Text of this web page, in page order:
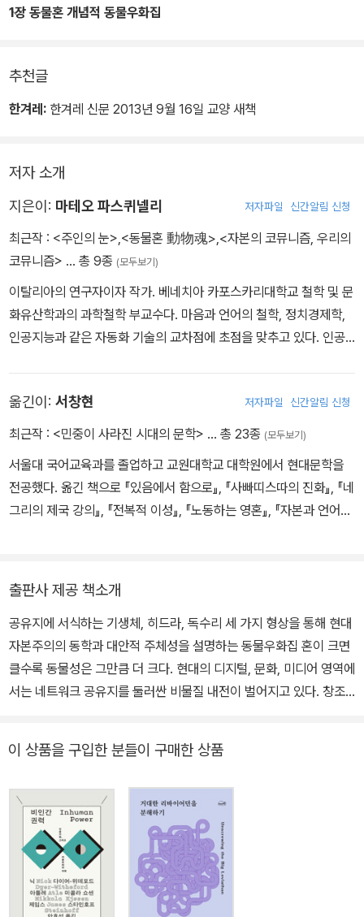
적인 지하세계를 포함하고 있는 인터넷의 머리 둘 달린 본성 등은 오
예술가들과 활동가들이 끊임없이 인용하고 있는 보드리야르와 지젝
같은 필자들의 잠재적인 청교도주의에 반대하면서, <동물혼>은 개념
치적으로 올바르지 않은 문법을 풀어 놓는다.
1장 동물혼 개념적 동물우화집
추천글
한겨레: 한겨레 신문 2013년 9월 16일 교양 새책
저자 소개
지은이: 마테오 파스퀴넬리 저자파일 신간알림 신청
최근작 : <주인의 눈> <동물혼 動物魂> <자본의 코뮤니즘, 우리의
코뮤니즘> … 총 9종 (모두보기)
이탈리아의 연구자이자 작가. 베네치아 카포스카리대학교 철학 및 문
화유산학과의 과학철학 부교수다. 마음과 언어의 철학, 정치경제학,
인공지능과 같은 자동화 기술의 교차점에 초점을 맞추고 있다. 인공
ernetik, Kapitalismus, Revolutionen)》 (2018) 등이 있으며, 블
라단 욜러(Vladan Joler)와 함께 쓴 논문으로 〈지식경 선언(The N
눈》은 마르크스주의 전통에서 가장 혁신적이고 탁월한 저술에 수여
되는 학술상인 도이처 기념상을 수상했으며, 지금까지 전 세계 15개
국가로 수출되었다.
옮긴이: 서창현 저자파일 신간알림 신청
최근작 : <민중이 사라진 시대의 문학> … 총 23종 (모두보기)
서울대 국어교육과를 졸업하고 교원대학교 대학원에서 현대문학을
전공했다. 옮긴 책으로 『있음에서 함으로』, 『사빠띠스따의 진화』, 『네
그리의 제국 강의』, 『전복적 이성』, 『노동하는 영혼』, 『자본과 언어』,
출판사 제공 책소개
공유지에 서식하는 기생체, 히드라, 독수리 세 가지 형상을 통해 현대
자본주의의 동학과 대안적 주체성을 설명하는 동물우화집 혼이 크면
클수록 동물성은 그만큼 더 크다. 현대의 디지털, 문화, 미디어 영역에
서는 네트워크 공유지를 둘러싼 비물질 내전이 벌어지고 있다. 창조
혼이 미디어스케이프와 문화생산의 새로운 공장들의 뒤편에서 어떻
다. 따라서 인간 본성의 동물적 측면이라는 문제는 급진 문화 및 지배
담론 양자의 비판적 마디로 고려되어야 한다. 동물몸은 오늘날 과학
기술 물신주의와 디지털 소외 전반에서 자신의 본능적 힘들을 드러내
며, 그 정치학은 평화 행동주의와 반포르노 십자군에 반대한다. 동물
혼 개념은 이론, 예술, 행동주의라는 세 개의 헛된 고리들의 실종된 기
이 상품을 구입한 분들이 구매한 상품